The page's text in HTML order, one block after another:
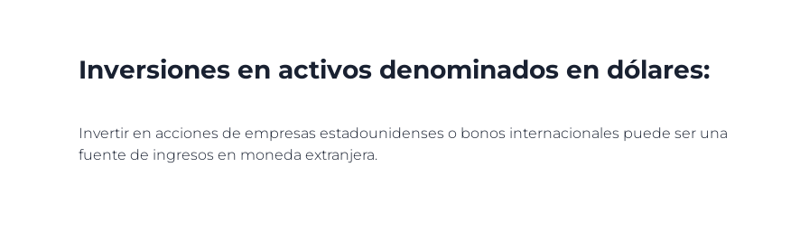
Inversiones en activos denominados en dólares:
Invertir en acciones de empresas estadounidenses o bonos internacionales puede ser una
fuente de ingresos en moneda extranjera.